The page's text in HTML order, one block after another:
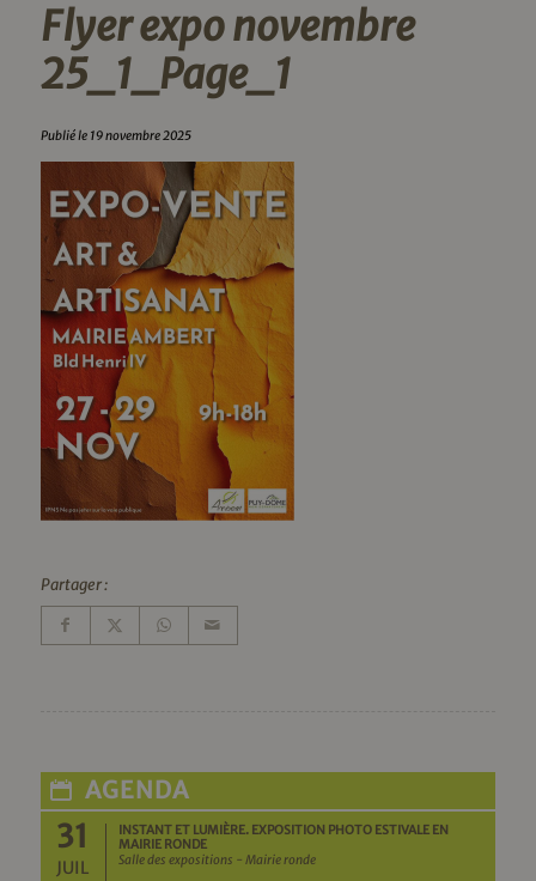
Flyer expo novembre
25_1_Page_1
Publié le 19 novembre 2025
Partager :
AGENDA
31
JUIL
INSTANT ET LUMIÈRE. EXPOSITION PHOTO ESTIVALE EN
MAIRIE RONDE
Salle des expositions - Mairie ronde